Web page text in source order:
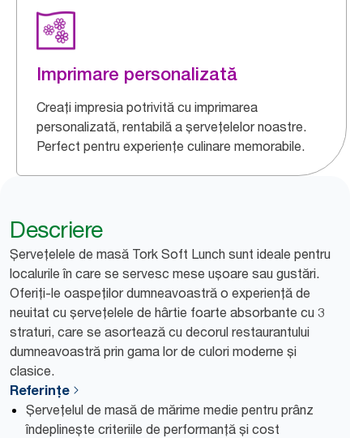
Imprimare personalizată
Creați impresia potrivită cu imprimarea
personalizată, rentabilă a șervețelelor noastre.
Perfect pentru experiențe culinare memorabile.
Descriere
Șervețelele de masă Tork Soft Lunch sunt ideale pentru
localurile în care se servesc mese ușoare sau gustări.
Oferiți-le oaspeților dumneavoastră o experiență de
neuitat cu șervețelele de hârtie foarte absorbante cu 3
straturi, care se asortează cu decorul restaurantului
dumneavoastră prin gama lor de culori moderne și
clasice.
Referințe
Șervețelul de masă de mărime medie pentru prânz
îndeplinește criteriile de performanță și cost